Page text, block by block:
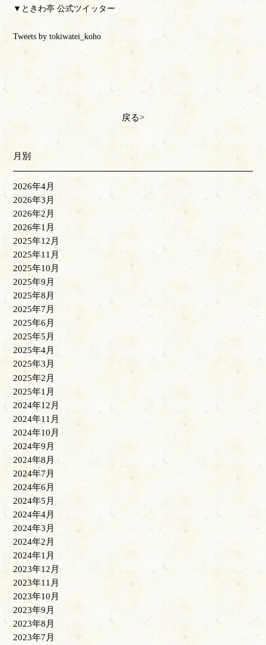
▼ときわ亭 公式ツイッター
Tweets by tokiwatei_koho
戻る
月別
2026年4月
2026年3月
2026年2月
2026年1月
2025年12月
2025年11月
2025年10月
2025年9月
2025年8月
2025年7月
2025年6月
2025年5月
2025年4月
2025年3月
2025年2月
2025年1月
2024年12月
2024年11月
2024年10月
2024年9月
2024年8月
2024年7月
2024年6月
2024年5月
2024年4月
2024年3月
2024年2月
2024年1月
2023年12月
2023年11月
2023年10月
2023年9月
2023年8月
2023年7月